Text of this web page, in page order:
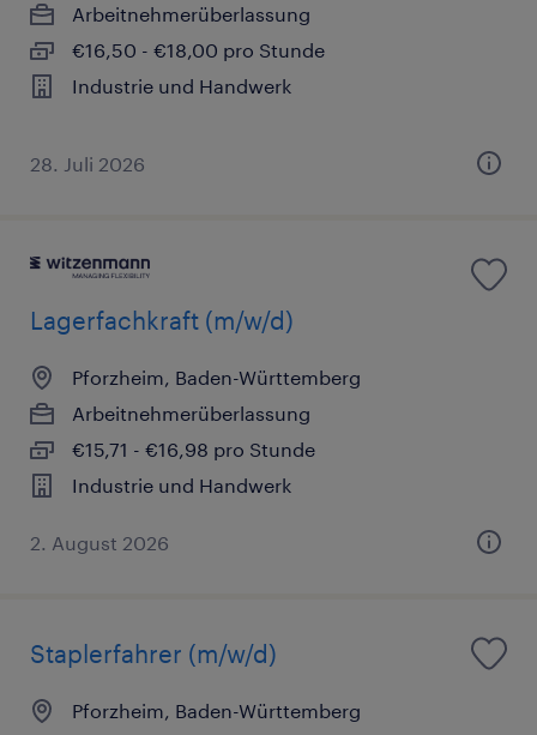
Arbeitnehmerüberlassung
€16,50 - €18,00 pro Stunde
Industrie und Handwerk
28. Juli 2026
Lagerfachkraft (m/w/d)
Pforzheim, Baden-Württemberg
Arbeitnehmerüberlassung
€15,71 - €16,98 pro Stunde
Industrie und Handwerk
2. August 2026
Staplerfahrer (m/w/d)
Pforzheim, Baden-Württemberg